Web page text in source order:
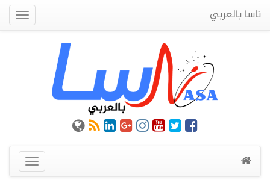
ناسا بالعربي
عرض
القائمة